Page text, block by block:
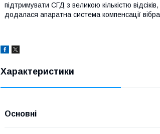
підтримувати СГД з великою кількістю
додалася апаратна система компенсації
Характеристики
Основні